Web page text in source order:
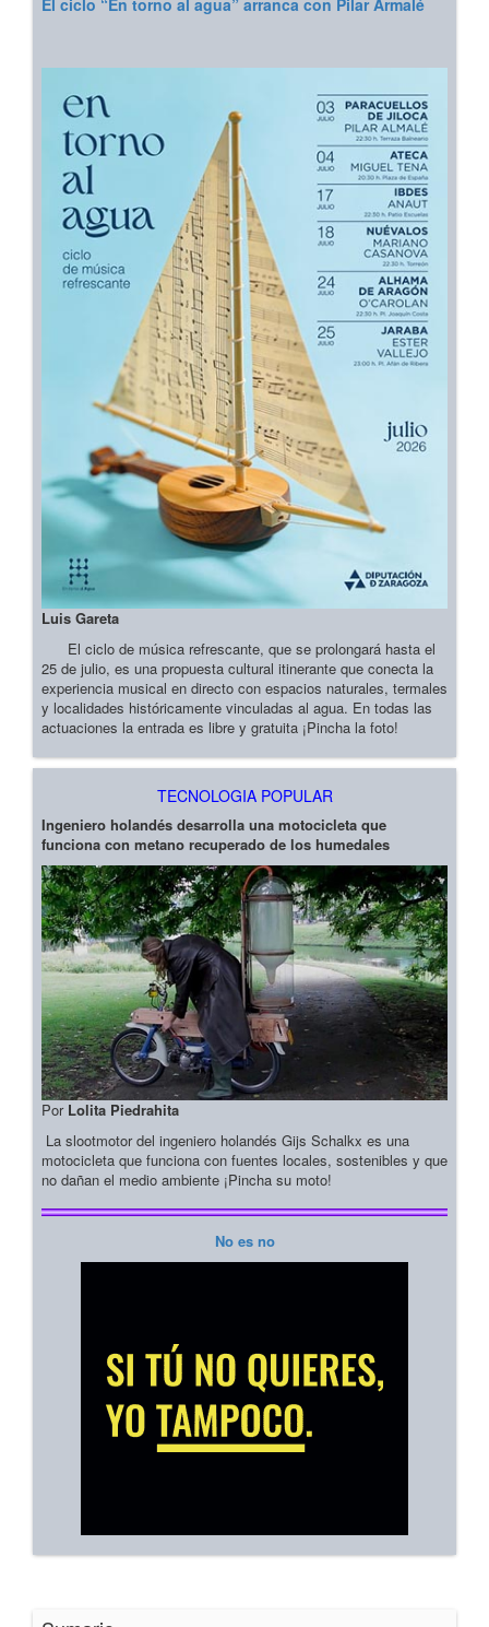
Luis Gareta
El ciclo de música refrescante, que se prolongará hasta el
25 de julio, es una propuesta cultural itinerante que conecta la
experiencia musical en directo con espacios naturales, termales
y localidades históricamente vinculadas al agua. En todas las
actuaciones la entrada es libre y gratuita ¡Pincha la foto!
TECNOLOGIA POPULAR
Ingeniero holandés desarrolla una motocicleta que
funciona con metano recuperado de los humedales
Por Lolita Piedrahita
La slootmotor del ingeniero holandés Gijs Schalkx es una
motocicleta que funciona con fuentes locales, sostenibles y que
no dañan el medio ambiente ¡Pincha su moto!
No es no